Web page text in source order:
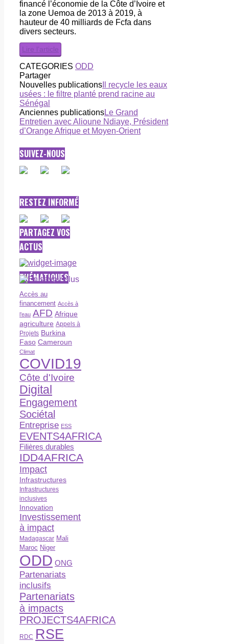
financé l’économie de la Côte d’Ivoire et
la zone Uemoa de 2013 à 2019, à
hauteur de 40 milliards de Fcfa dans
divers secteurs.
Lire l’article
CATEGORIES ODD
Partager
Nouvelles publications Il recycle les eaux
usées : le filtre planté prend racine au
Sénégal
Anciennes publicationsLe Grand
Entretien avec Alioune Ndiaye, Président
d’Orange Afrique et Moyen-Orient
SUIVEZ-NOUS
RESTEZ INFORMÉ
PARTAGEZ VOS
ACTUS
THÉMATIQUES
Accès au
financement Accès à
l’eau AFD Afrique
agriculture Appels à
Projets Burkina
Faso Cameroun
Climat
COVID19
Côte d'Ivoire
Digital
Engagement
Sociétal
Entreprise ESS
EVENTS4AFRICA
Filières durables
IDD4AFRICA
Impact
Infrastructures
Infrastructures
inclusives
Innovation
Investissement
à impact
Madagascar Mali
Maroc Niger
ODD ONG
Partenariats
inclusifs
Partenariats
à impacts
PROJECTS4AFRICA
RDC RSE